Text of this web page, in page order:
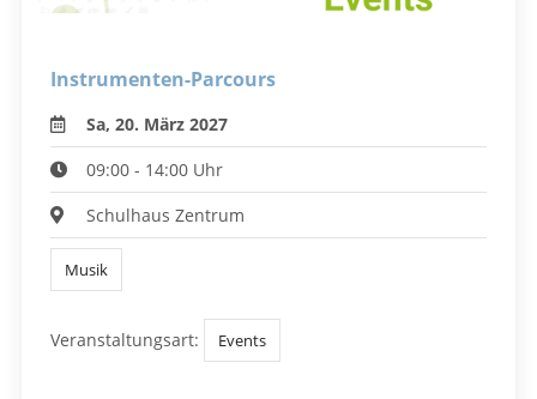
Instrumenten-Parcours
Sa, 20. März 2027
09:00 - 14:00 Uhr
Schulhaus Zentrum
Musik
Veranstaltungsart: Events